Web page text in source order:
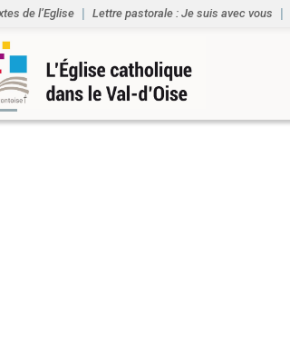
de l’Eglise Lettre pastorale : Je suis avec vous